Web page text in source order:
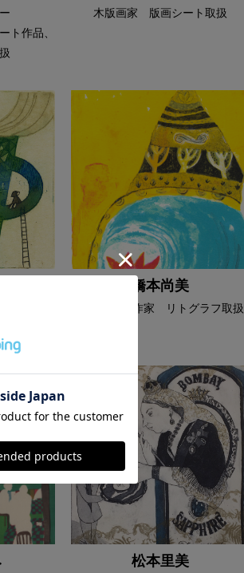
ト作品、
木版画家 版画シート取扱
画家
扱
橋本尚美
リトグラフ作家 リトグラフ取扱
松本里美